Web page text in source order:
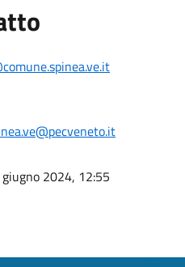
giugno 2024, 12:55